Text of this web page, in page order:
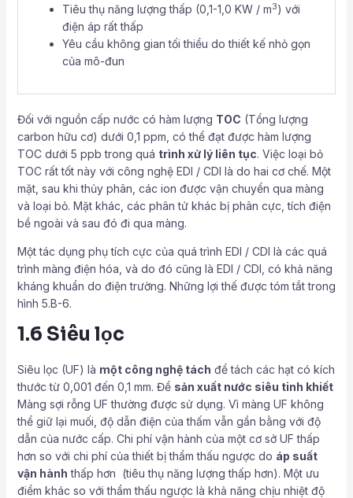
Tiêu thụ năng lượng thấp (0,1-1,0 KW / m3) với
điện áp rất thấp
Yêu cầu không gian tối thiểu do thiết kế nhỏ gọn
của mô-đun
Đối với nguồn cấp nước có hàm lượng TOC (Tổng lượng
carbon hữu cơ) dưới 0,1 ppm, có thể đạt được hàm lượng
TOC dưới 5 ppb trong quá trình xử lý liên tục. Việc loại bỏ
TOC rất tốt này với công nghệ EDI / CDI là do hai cơ chế. Một
mặt, sau khi thủy phân, các ion được vận chuyển qua màng
và loại bỏ. Mặt khác, các phân tử khác bị phân cực, tích điện
bề ngoài và sau đó đi qua màng.
Một tác dụng phụ tích cực của quá trình EDI / CDI là các quá
trình màng điện hóa, và do đó cũng là EDI / CDI, có khả năng
kháng khuẩn do điện trường. Những lợi thế được tóm tắt trong
hình 5.B-6.
1.6 Siêu lọc
Siêu lọc (UF) là một công nghệ tách để tách các hạt có kích
thước từ 0,001 đến 0,1 mm. Để sản xuất nước siêu tinh khiết
Màng sợi rỗng UF thường được sử dụng. Vì màng UF không
thể giữ lại muối, độ dẫn điện của thấm vẫn gần bằng với độ
dẫn của nước cấp. Chi phí vận hành của một cơ sở UF thấp
hơn so với chi phí của thiết bị thẩm thấu ngược do áp suất
vận hành thấp hơn (tiêu thụ năng lượng thấp hơn). Một ưu
điểm khác so với thẩm thấu ngược là khả năng chịu nhiệt độ